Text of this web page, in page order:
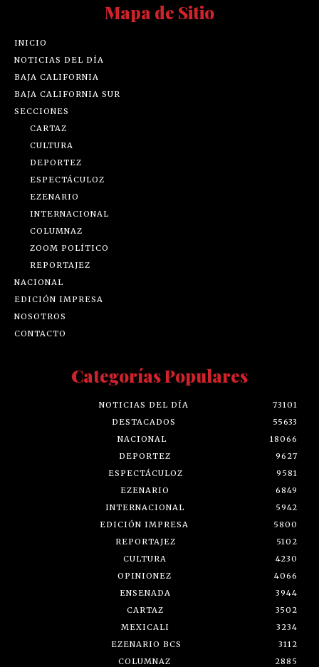
Mapa de Sitio
INICIO
NOTICIAS DEL DÍA
BAJA CALIFORNIA
BAJA CALIFORNIA SUR
SECCIONES
CARTAZ
CULTURA
DEPORTEZ
ESPECTÁCULOZ
EZENARIO
INTERNACIONAL
COLUMNAZ
ZOOM POLÍTICO
REPORTAJEZ
NACIONAL
EDICIÓN IMPRESA
NOSOTROS
CONTACTO
Categorías Populares
NOTICIAS DEL DÍA
73101
DESTACADOS
55633
NACIONAL
18066
DEPORTEZ
9627
ESPECTÁCULOZ
9581
EZENARIO
6849
INTERNACIONAL
5942
EDICIÓN IMPRESA
5800
REPORTAJEZ
5102
CULTURA
4230
OPINIONEZ
4066
ENSENADA
3944
CARTAZ
3502
MEXICALI
3234
EZENARIO BCS
3112
COLUMNAZ
2885